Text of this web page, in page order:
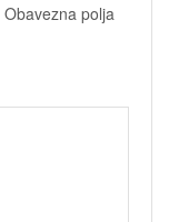
Obavezna polja